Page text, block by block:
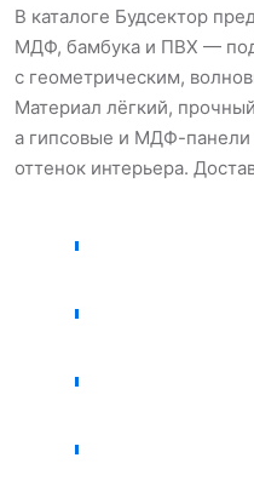
В каталоге Будсектор
МДФ, бамбука и ПВХ —
с геометрическим,
Материал лёгкий,
а гипсовые и МДФ-
оттенок интерьера.